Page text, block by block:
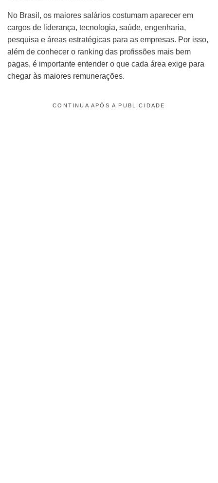
No Brasil, os maiores salários costumam aparecer em
cargos de liderança, tecnologia, saúde, engenharia,
pesquisa e áreas estratégicas para as empresas. Por isso,
além de conhecer o ranking das profissões mais bem
pagas, é importante entender o que cada área exige para
chegar às maiores remunerações.
CONTINUA APÓS A PUBLICIDADE